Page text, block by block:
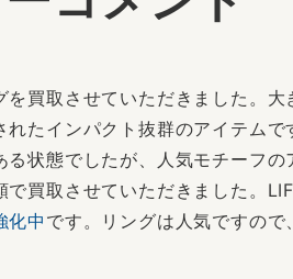
を買取させていただきました。大
れたインパクト抜群のアイテムで
る状態でしたが、人気モチーフの
で買取させていただきました。
化中 です。リングは人気ですので